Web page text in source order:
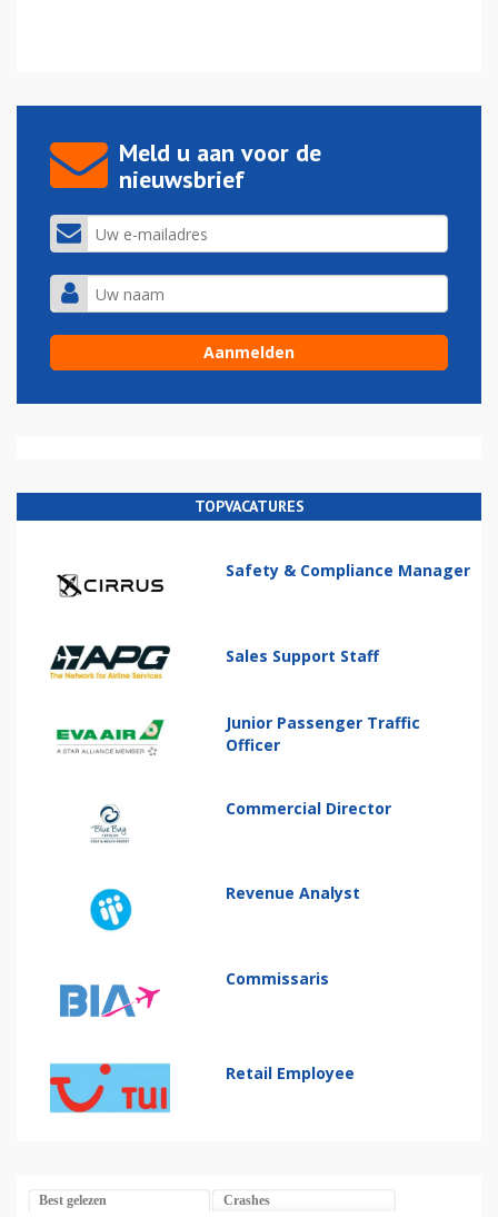
Meld u aan voor de
nieuwsbrief
TOPVACATURES
Safety & Compliance Manager
Sales Support Staff
Junior Passenger Traffic
Officer
Commercial Director
Revenue Analyst
Commissaris
Retail Employee
Best gelezen Crashes